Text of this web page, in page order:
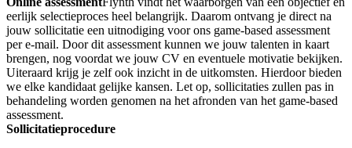
eerlijk selectieproces heel belangrijk. Daarom ontvang je direct na
jouw sollicitatie een uitnodiging voor ons game-based assessment
per e-mail. Door dit assessment kunnen we jouw talenten in kaart
brengen, nog voordat we jouw CV en eventuele motivatie bekijken.
Uiteraard krijg je zelf ook inzicht in de uitkomsten. Hierdoor bieden
we elke kandidaat gelijke kansen. Let op, sollicitaties zullen pas in
behandeling worden genomen na het afronden van het game-based
assessment.
Sollicitatieprocedure